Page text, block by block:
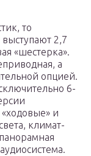
то
2,7
«шестерка».
а
опцией.
6-
и
климат-